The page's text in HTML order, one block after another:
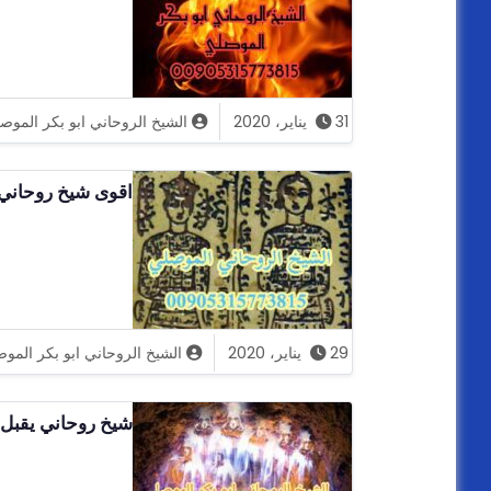
31 يناير، 2020 الشيخ الروحاني ابو بكر
اقوى شيخ
29 يناير، 2020 الشيخ الروحاني ابو بكر
شيخ روحاني يقبل